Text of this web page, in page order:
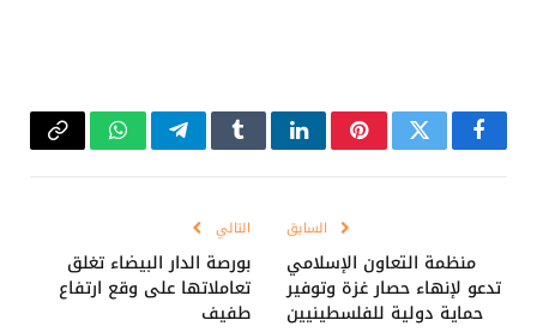
فيسبوكتويتر بينتيريستلينكدإنTumblrتيلقرامواتسابCopy
السابق
منظمة التعاون الإسلامي
تدعو لإنهاء حصار غزة وتوفير
حماية دولية للفلسطينيين
التالي
بورصة الدار البيضاء تغلق
تعاملاتها على وقع ارتفاع
طفيف